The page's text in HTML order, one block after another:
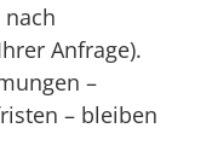
Anfrage).
–
– bleiben